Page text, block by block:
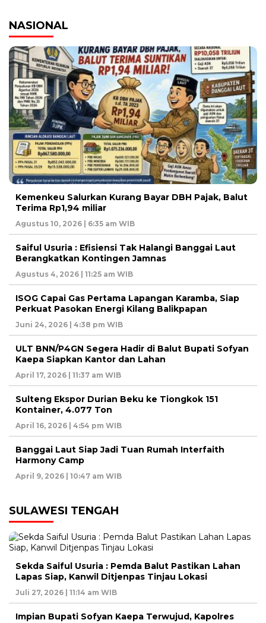
NASIONAL
Kemenkeu Salurkan Kurang Bayar DBH Pajak, Balut
Terima Rp1,94 miliar
Agustus 10, 2026 | 6:35 am WIB
Saiful Usuria : Efisiensi Tak Halangi Banggai Laut
Berangkatkan Kontingen Jamnas
Agustus 4, 2026 | 11:25 am WIB
ISOG Capai Gas Pertama Lapangan Karamba, Siap
Perkuat Pasokan Energi Kilang Balikpapan
Juni 24, 2026 | 4:38 pm WIB
ULT BNN/P4GN Segera Hadir di Balut Bupati Sofyan
Kaepa Siapkan Kantor dan Lahan
April 17, 2026 | 11:37 am WIB
Sulteng Ekspor Durian Beku ke Tiongkok 151
Kontainer, 4.077 Ton
April 16, 2026 | 4:54 pm WIB
Banggai Laut Siap Jadi Tuan Rumah Interfaith
Harmony Camp
April 9, 2026 | 10:47 am WIB
SULAWESI TENGAH
Sekda Saiful Usuria : Pemda Balut Pastikan Lahan
Lapas Siap, Kanwil Ditjenpas Tinjau Lokasi
Juli 27, 2026 | 11:14 am WIB
Impian Bupati Sofyan Kaepa Terwujud, Kapolres